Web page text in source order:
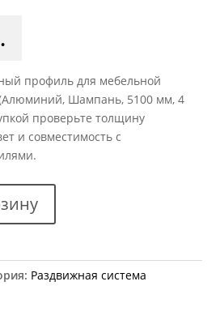
профиль для мебельной
Шампань, 5100 мм, 4
проверьте толщину
и совместимость с
Раздвижная система